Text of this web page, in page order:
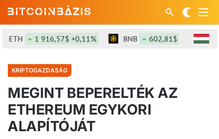
ETH 1 916,57$ +0,11% BNB 602,81$ +0,3%
KRIPTOGAZDASÁG
MEGINT BEPERELTÉK AZ
ETHEREUM EGYKORI
ALAPÍTÓJÁT